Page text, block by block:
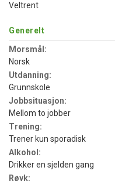
Veltrent
Generelt
Morsmål:
Norsk
Utdanning:
Grunnskole
Jobbsituasjon:
Mellom to jobber
Trening:
Trener kun sporadisk
Alkohol:
Drikker en sjelden gang
Røyk: